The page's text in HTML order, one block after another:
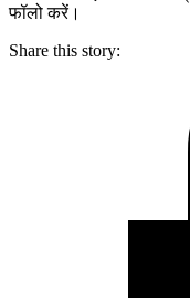
फॉलो करें।
Share this story: